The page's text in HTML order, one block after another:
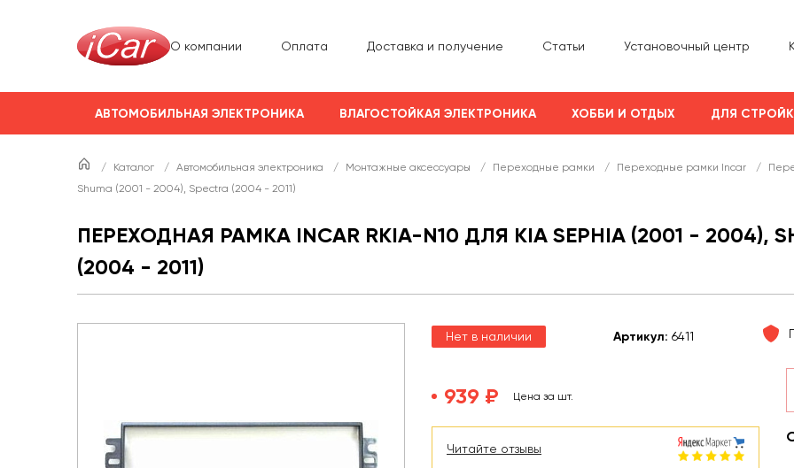
О компании Оплата Доставка и получение Статьи Установочный центр
АВТОМОБИЛЬНАЯ ЭЛЕКТРОНИКА ВЛАГОСТОЙКАЯ ЭЛЕКТРОНИКА ХОББИ И ОТДЫХ ДЛЯ
/ Каталог / Автомобильная электроника / Монтажные аксессуары / Переходные рамки / Переходные рамки Incar /
Shuma (2001 - 2004), Spectra (2004 - 2011)
ПЕРЕХОДНАЯ РАМКА INCAR RKIA-N10 ДЛЯ KIA SEPHIA (2001 - 2004),
(2004 - 2011)
Нет в наличии Артикул: 6411
939 ₽ Цена за шт.
Читайте отзывы